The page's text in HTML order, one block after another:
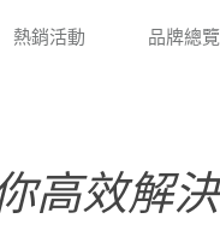
熱銷活動
品牌總覽
高效解決